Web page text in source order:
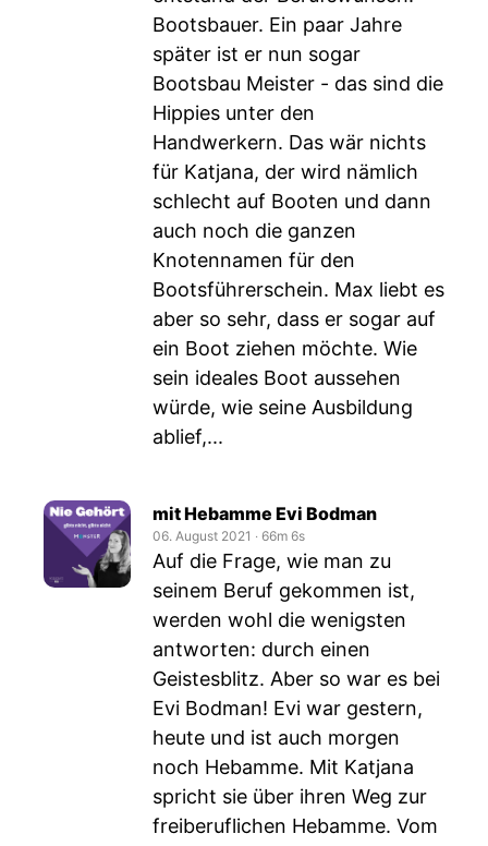
Bootsbauer. Ein paar Jahre
später ist er nun sogar
Bootsbau Meister - das sind die
Hippies unter den
Handwerkern. Das wär nichts
für Katjana, der wird nämlich
schlecht auf Booten und dann
auch noch die ganzen
Knotennamen für den
Bootsführerschein. Max liebt es
aber so sehr, dass er sogar auf
ein Boot ziehen möchte. Wie
sein ideales Boot aussehen
würde, wie seine Ausbildung
ablief,...
mit Hebamme Evi Bodman
06. August 2021 ‧ 66m 6s
Auf die Frage, wie man zu
seinem Beruf gekommen ist,
werden wohl die wenigsten
antworten: durch einen
Geistesblitz. Aber so war es bei
Evi Bodman! Evi war gestern,
heute und ist auch morgen
noch Hebamme. Mit Katjana
spricht sie über ihren Weg zur
freiberuflichen Hebamme. Vom